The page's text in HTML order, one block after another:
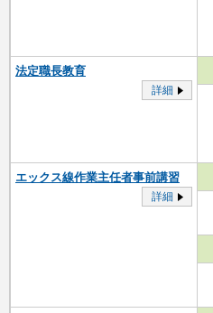
法定職長教育
詳細
エックス線作業主任者事前講習
詳細